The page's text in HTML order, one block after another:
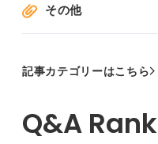
その他
記事カテゴリーはこちら